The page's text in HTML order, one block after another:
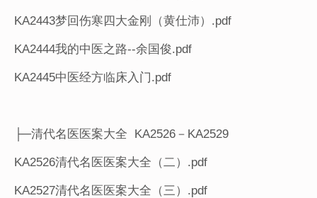
KA2443梦回伤寒四大金刚（黄仕沛）.pdf
KA2444我的中医之路--余国俊.pdf
KA2445中医经方临床入门.pdf
├─清代名医医案大全 KA2526－KA2529
KA2526清代名医医案大全（二）.pdf
KA2527清代名医医案大全（三）.pdf